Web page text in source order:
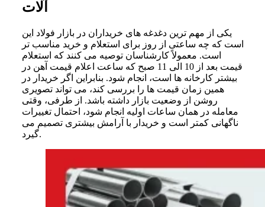
آلات
یکی از مهم ترین دغدغه های خریداران در بازار فولاد این
است که چه ساعتی از روز برای استعلام و خرید مناسب تر
است. معمولاً کارشناسان توصیه می کنند که استعلام
قیمت بعد از 10 الی 11 صبح که ساعت اعلام قیمت آهن در
بیشتر کارخانه ها است، انجام شود. بنابراین اگر خریدار در
همین زمان قیمت ها را بررسی کند، می تواند تصویری
روشن از وضعیت بازار داشته باشد. از طرفی، وقتی
معامله در همان ساعات اولیه انجام شود، احتمال تغییرات
ناگهانی کمتر است و خریدار با آرامش بیشتری تصمیم می
گیرد.